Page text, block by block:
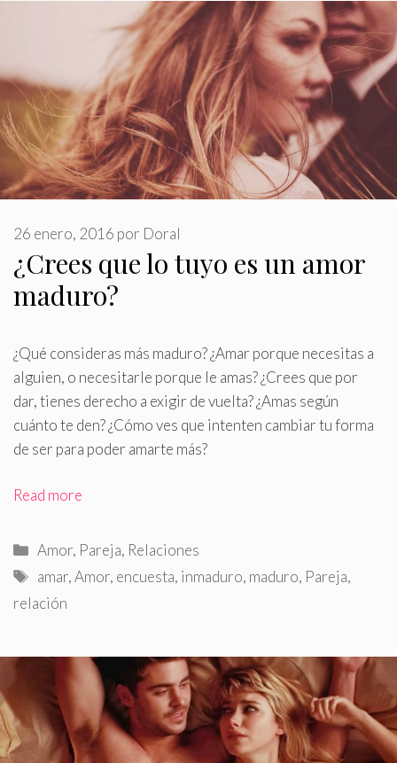
¿Crees que lo tuyo es un amor
maduro?
26 enero, 2016 por Doral
¿Qué consideras más maduro? ¿Amar porque necesitas a
alguien, o necesitarle porque le amas? ¿Crees que por
dar, tienes derecho a exigir de vuelta? ¿Amas según
cuánto te den? ¿Cómo ves que intenten cambiar tu forma
de ser para poder amarte más?
Read more
Categorías
Amor, Pareja, Relaciones
Etiquetas
amar,Amor, encuesta, inmaduro, maduro, Pareja,
relación